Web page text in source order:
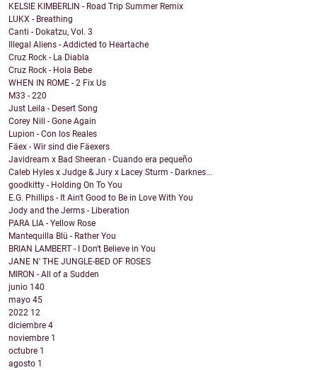
KELSIE KIMBERLIN - Road Trip Summer Remix
LUKX - Breathing
Canti - Dokatzu, Vol. 3
Illegal Aliens - Addicted to Heartache
Cruz Rock - La Diabla
Cruz Rock - Hola Bebe
WHEN IN ROME - 2 Fix Us
M33 - 220
Just Leila - Desert Song
Corey Nill - Gone Again
Lupion - Con los Reales
Fäex - Wir sind die Fäexers
Javidream x Bad Sheeran - Cuando era pequeño
Caleb Hyles x Judge & Jury x Lacey Sturm - Darknes...
goodkitty - Holding On To You
E.G. Phillips - It Ain't Good to Be in Love With You
Jody and the Jerms - Liberation
PARA LIA - Yellow Rose
Mantequilla Blü - Rather You
BRIAN LAMBERT - I Don't Believe in You
JANE N' THE JUNGLE-BED OF ROSES
MIRON - All of a Sudden
junio 140
mayo 45
2022 12
diciembre 4
noviembre 1
octubre 1
agosto 1